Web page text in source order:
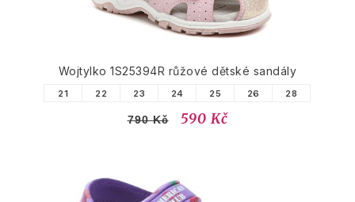
Wojtylko 1S25394R růžové dětské sandály
21 22 23 24 25 26 28
790 Kč 590 Kč